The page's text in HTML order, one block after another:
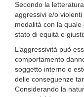
Secondo la
aggressivi e/o
modalità con la
stato di equità e
L’aggressività può
comportamento
soggetto interno o
delle conseguenze
Considerando la